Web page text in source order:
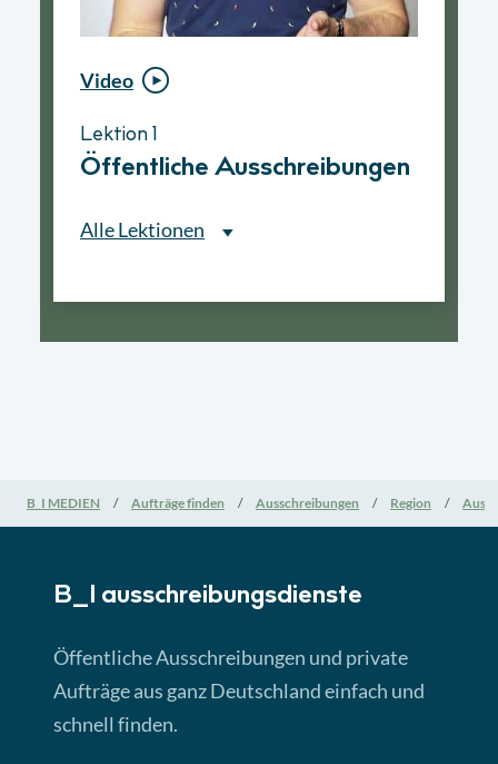
Video
Lektion 1
Öffentliche Ausschreibungen
Alle Lektionen
Ablauf eines
Lektion 1
Nationale Verfahrensarten
Lektion 3
► 4:31 Min
B_I MEDIEN Aufträge finden Ausschreibungen Region
B_I ausschreibungs­dienste
Öffentliche Ausschreibungen und private
Aufträge aus ganz Deutschland einfach und
schnell finden.